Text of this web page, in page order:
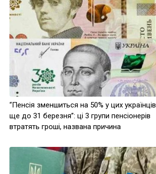
“Пенсія зменшиться на 50% у цих українців
ще до 31 березня”: ці 3 групи пенсіонерів
втратять гроші, названа причина